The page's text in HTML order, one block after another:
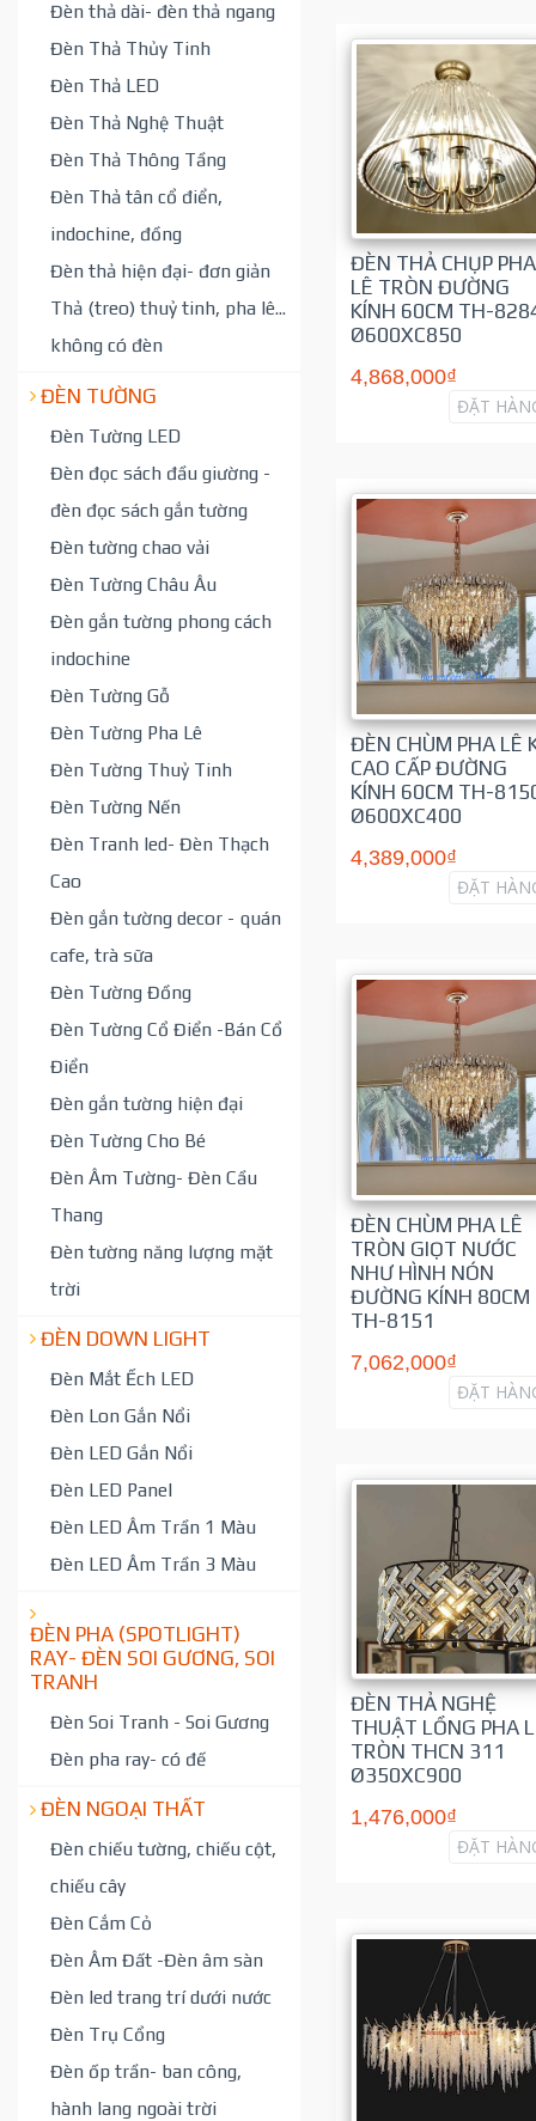
Đèn thả dài- đèn thả ngang
Đèn Thả Thủy Tinh
Đèn Thả LED
Đèn Thả Nghệ Thuật
Đèn Thả Thông Tầng
Đèn Thả tân cổ điển,
indochine, đồng
Đèn thả hiện đại- đơn giản
Thả (treo) thuỷ tinh, pha lê...
không có đèn
ĐÈN TƯỜNG
Đèn Tường LED
Đèn đọc sách đầu giường -
đèn đọc sách gắn tường
Đèn tường chao vải
Đèn Tường Châu Âu
Đèn gắn tường phong cách
indochine
Đèn Tường Gỗ
Đèn Tường Pha Lê
Đèn Tường Thuỷ Tinh
Đèn Tường Nến
Đèn Tranh led- Đèn Thạch
Cao
Đèn gắn tường decor - quán
cafe, trà sữa
Đèn Tường Đồng
Đèn Tường Cổ Điển -Bán Cổ
Điển
Đèn gắn tường hiện đại
Đèn Tường Cho Bé
Đèn Âm Tường- Đèn Cầu
Thang
Đèn tường năng lượng mặt
trời
ĐÈN DOWN LIGHT
Đèn Mắt Ếch LED
Đèn Lon Gắn Nổi
Đèn LED Gắn Nổi
Đèn LED Panel
Đèn LED Âm Trần 1 Màu
Đèn LED Âm Trần 3 Màu
ĐÈN PHA (SPOTLIGHT)
RAY- ĐÈN SOI GƯƠNG, SOI
TRANH
Đèn Soi Tranh - Soi Gương
Đèn pha ray- có đế
ĐÈN NGOẠI THẤT
Đèn chiếu tường, chiếu cột,
chiếu cây
Đèn Cắm Cỏ
Đèn Âm Đất -Đèn âm sàn
Đèn led trang trí dưới nước
Đèn Trụ Cổng
Đèn ốp trần- ban công,
hành lang ngoài trời
ĐÈN THẢ CHỤP PHA
LÊ TRÒN ĐƯỜNG
KÍNH 60CM TH-
Ø600XC850
4,868,000₫
ĐẶT
ĐÈN CHÙM PHA LÊ
CAO CẤP ĐƯỜNG
KÍNH 60CM TH-
Ø600XC400
4,389,000₫
ĐẶT
ĐÈN CHÙM PHA LÊ
TRÒN GIỌT NƯỚC
NHƯ HÌNH NÓN
ĐƯỜNG KÍNH 80CM
TH-8151
7,062,000₫
ĐẶT
ĐÈN THẢ NGHỆ
THUẬT LỒNG PHA
TRÒN THCN 311
Ø350XC900
1,476,000₫
ĐẶT